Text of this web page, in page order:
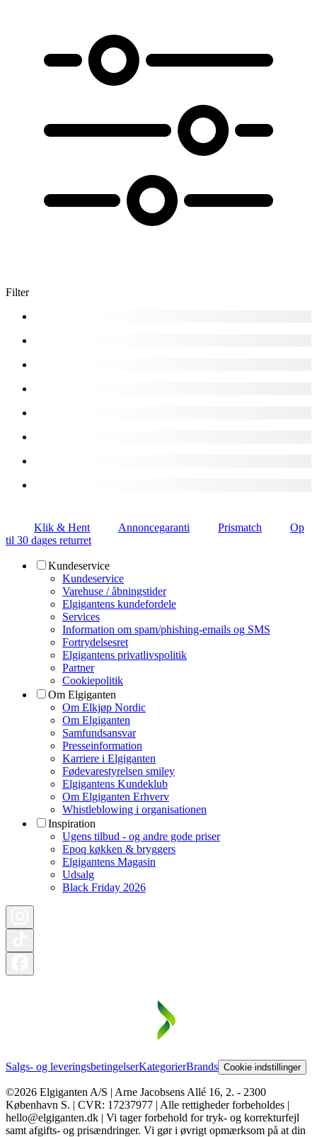
Filter
Klik & Hent Annoncegaranti Prismatch
Op
til 30 dages returret
Kundeservice
Kundeservice
Varehuse / åbningstider
Elgigantens kundefordele
Services
Information om spam/phishing-emails og SMS
Fortrydelsesret
Elgigantens privatlivspolitik
Partner
Cookiepolitik
Om Elgiganten
Om Elkjøp Nordic
Om Elgiganten
Samfundsansvar
Presseinformation
Karriere i Elgiganten
Fødevarestyrelsen smiley
Elgigantens Kundeklub
Om Elgiganten Erhverv
Whistleblowing i organisationen
Inspiration
Ugens tilbud - og andre gode priser
Epoq køkken & bryggers
Elgigantens Magasin
Udsalg
Black Friday 2026
Salgs- og leveringsbetingelserKategorierBrands Cookie indstillinger
©2026 Elgiganten A/S | Arne Jacobsens Allé 16, 2. - 2300
København S. | CVR: 17237977 | Alle rettigheder forbeholdes |
hello@elgiganten.dk | Vi tager forbehold for tryk- og korrekturfejl
samt afgifts- og prisændringer. Vi gør i øvrigt opmærksom på at din